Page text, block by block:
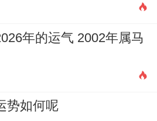
官相继透出。丙辛合水，
平衡稳定，职场环境与
授权，管理技能 得以体
，有暗财或幕后助力，但
注意职场政策变化或流
年的运气 2002年属马
势如何呢